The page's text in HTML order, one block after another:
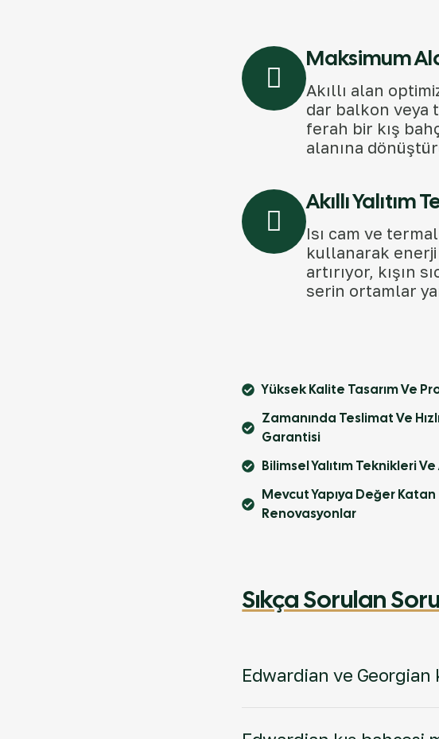
Maksimum
Akıllı alan
dar balkon veya
ferah bir kış
alanına
Akıllı Yalıtım
Isı cam ve
kullanarak
artırıyor, kışın
serin ortamlar
Yüksek Kalite Tasarım Ve
Zamanında Teslimat Ve
Garantisi
Bilimsel Yalıtım Teknikleri
Mevcut Yapıya Değer Katan
Renovasyonlar
Sıkça Sorulan
Edwardian ve